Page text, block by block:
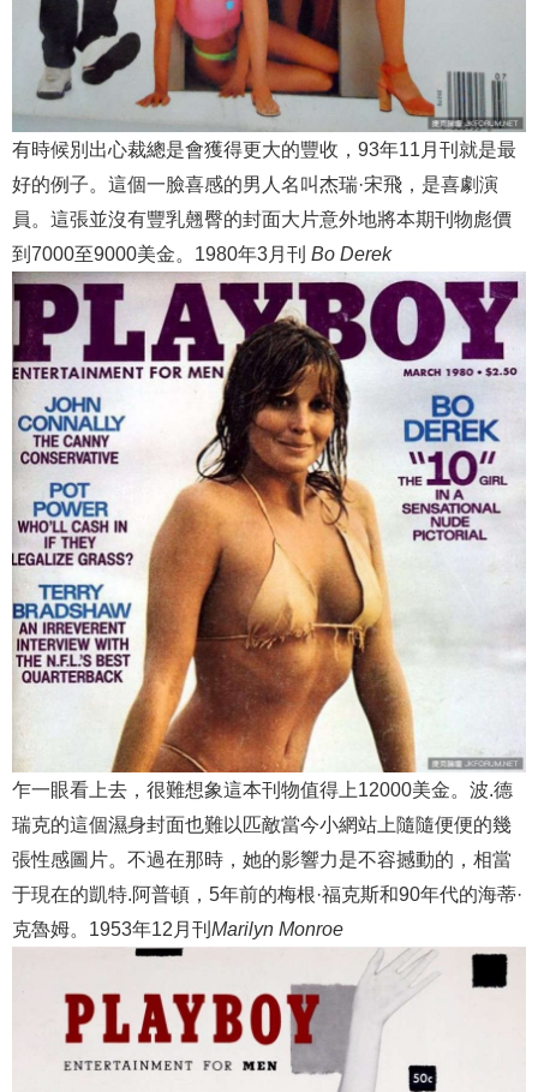
有時候別出心裁總是會獲得更大的豐收，93年11月刊就是最
好的例子。這個一臉喜感的男人名叫杰瑞·宋飛，是喜劇演
員。這張並沒有豐乳翹臀的封面大片意外地將本期刊物彪價
到7000至9000美金。1980年3月刊 Bo Derek
乍一眼看上去，很難想象這本刊物值得上12000美金。波.德
瑞克的這個濕身封面也難以匹敵當今小網站上隨隨便便的幾
張性感圖片。不過在那時，她的影響力是不容撼動的，相當
于現在的凱特.阿普頓，5年前的梅根·福克斯和90年代的海蒂·
克魯姆。1953年12月刊 Marilyn Monroe